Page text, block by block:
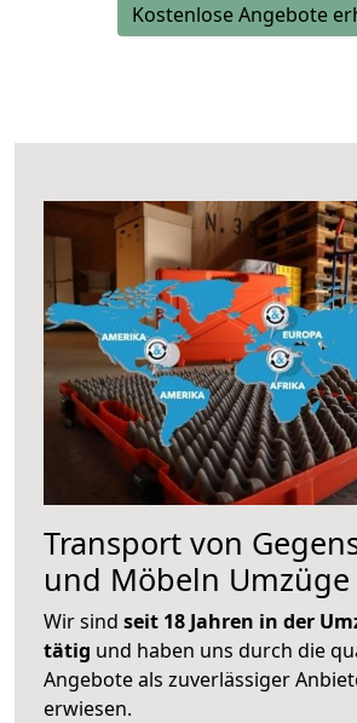
Kostenlose Angebote
Transport von
und Möbeln Umzüge
Wir sind seit 18 Jahren in der
tätig und haben uns durch die
Angebote als zuverlässiger
erwiesen.